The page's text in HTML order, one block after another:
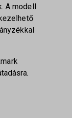
A modell